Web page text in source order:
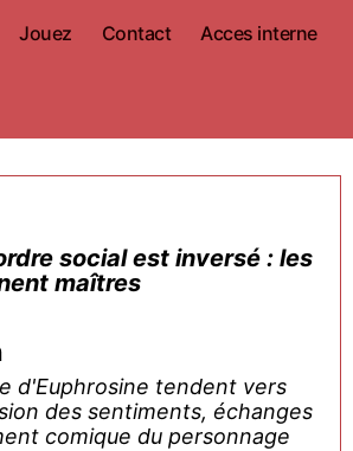
Jouez Contact Acces interne
social est inversé : les
maîtres
d'Euphrosine tendent vers
des sentiments, échanges
comique du personnage